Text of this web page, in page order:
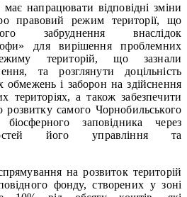
напрацювати відповідні зміни
правовий режим території, що
забруднення внаслідок
для вирішення проблемних
територій, що зазнали
та розглянути доцільність
обмежень і заборон на здійснення
територіях, а також забезпечити
розвитку самого Чорнобильського
біосферного заповідника через
його управління та
на розвиток територій
фонду, створених у зоні